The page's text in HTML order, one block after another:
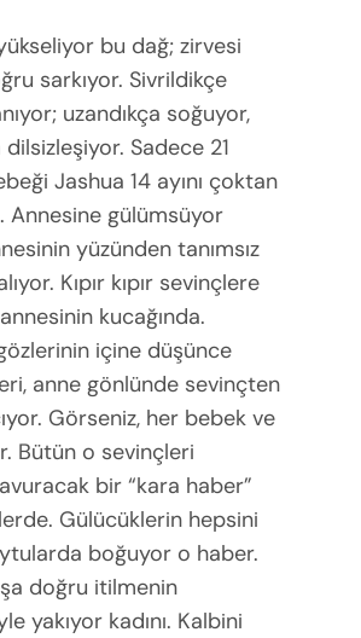
bu dağ; zirvesi
sarkıyor. Sivrildikçe
uzandıkça soğuyor,
Sadece 21
Jashua 14 ayını çoktan
Annesine gülümsüyor
yüzünden tanımsız
Kıpır kıpır sevinçlere
kucağında.
içine düşünce
anne gönlünde sevinçten
Görseniz, her bebek ve
Bütün o sevinçleri
bir “kara haber”
Gülücüklerin hepsini
boğuyor o haber.
doğru itilmenin
yakıyor kadını. Kalbini